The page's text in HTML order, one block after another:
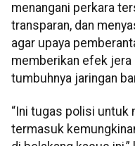
menangani perkara
transparan, dan
agar upaya
memberikan efek
tumbuhnya jaringan
“Ini tugas polisi untuk
termasuk